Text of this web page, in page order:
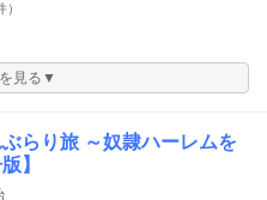
）
見る▼
らり旅 ～奴隷ハーレムを
】